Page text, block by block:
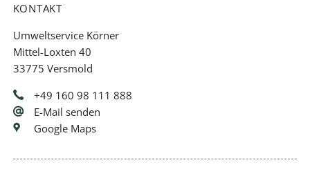
KONTAKT
Umweltservice Körner
Mittel-Loxten 40
33775 Versmold
+49 160 98 111 888
E-Mail senden
Google Maps